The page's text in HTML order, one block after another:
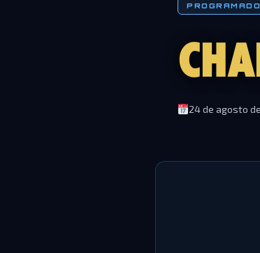
PROGRAMADO
24 de agosto